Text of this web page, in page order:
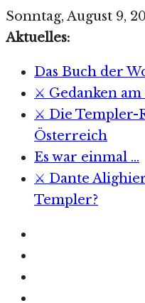
Zum
Inhalt
Sonntag, August 9,
Aktuelles:
Das Buch der
⚔️ Gedanken am
⚔️ Die Templer-
Österreich
Es war einmal …
⚔️ Dante
Templer?